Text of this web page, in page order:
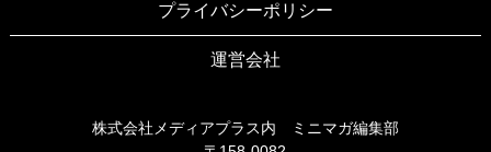
プライバシーポリシー
運営会社
株式会社メディアプラス内 ミニマガ編集部